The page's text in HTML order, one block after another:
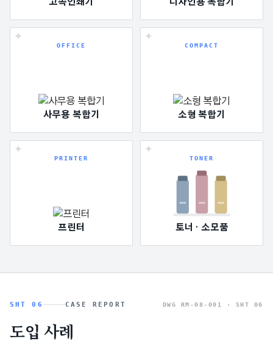
고속인쇄기 디자인용 복합기
OFFICE
사무용 복합기
COMPACT
소형 복합기
PRINTER
프린터
TONER
토너 · 소모품
SHT 06 CASE REPORT DWG RM-08-001 · SHT 06
도입 사례